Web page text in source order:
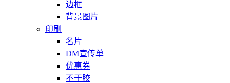
边框
背景图片
印刷
名片
DM宣传单
优惠券
不干胶